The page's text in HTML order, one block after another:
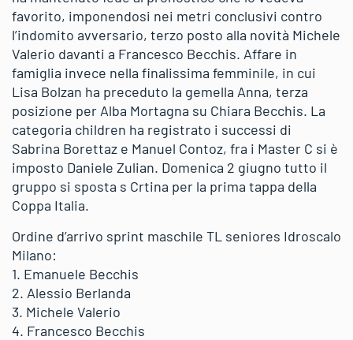
favorito, imponendosi nei metri conclusivi contro
l’indomito avversario, terzo posto alla novità Michele
Valerio davanti a Francesco Becchis. Affare in
famiglia invece nella finalissima femminile, in cui
Lisa Bolzan ha preceduto la gemella Anna, terza
posizione per Alba Mortagna su Chiara Becchis. La
categoria children ha registrato i successi di
Sabrina Borettaz e Manuel Contoz, fra i Master C si è
imposto Daniele Zulian. Domenica 2 giugno tutto il
gruppo si sposta s Crtina per la prima tappa della
Coppa Italia.
Ordine d’arrivo sprint maschile TL seniores Idroscalo
Milano:
1. Emanuele Becchis
2. Alessio Berlanda
3. Michele Valerio
4. Francesco Becchis